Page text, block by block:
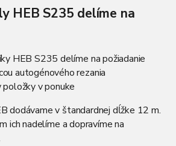
á
i
e
p
r
v
k
y
HEB S235 delíme na
HEB S235 delíme na požiadanie
autogénového rezania
v ponuke
dodávame v štandardnej dĺžke 12 m.
ich nadelíme a dopravíme na